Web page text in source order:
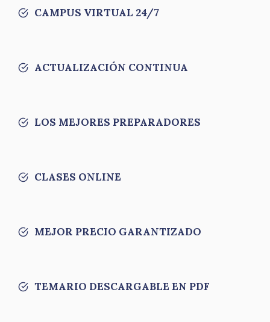
CAMPUS VIRTUAL 24/7
ACTUALIZACIÓN CONTINUA
LOS MEJORES PREPARADORES
CLASES ONLINE
MEJOR PRECIO GARANTIZADO
TEMARIO DESCARGABLE EN PDF